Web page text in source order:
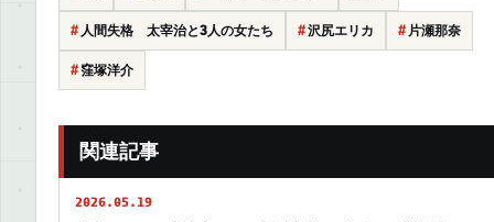
人間失格 太宰治と3人の女たち 沢尻エリカ 片瀬那奈
窪塚洋介
関連記事
2026.05.19